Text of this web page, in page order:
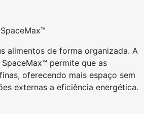
SpaceMax™
alimentos de forma organizada. A
permite que as
oferecendo mais espaço sem
externas a eficiência energética.